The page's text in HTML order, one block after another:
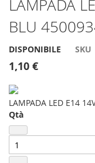
all'inizio
della
galleria
di
LAMPADA
BLU
DISPONIBILE SKU
1,10 €
LAMPADA LED E14
Qtà